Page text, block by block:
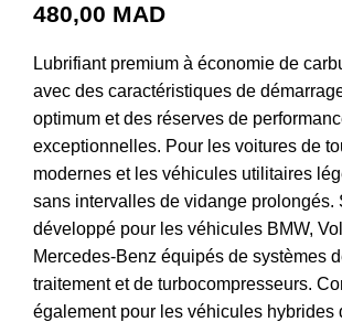
480,00 MAD
Lubrifiant premium à économie de
avec des caractéristiques de
optimum et des réserves de
exceptionnelles. Pour les voitures de
modernes et les véhicules utilitaires
sans intervalles de vidange prolongés.
développé pour les véhicules BMW,
Mercedes-Benz équipés de systèmes
traitement et de turbocompresseurs.
également pour les véhicules hybrides